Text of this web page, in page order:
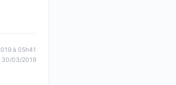
à 05h41
30/03/2019